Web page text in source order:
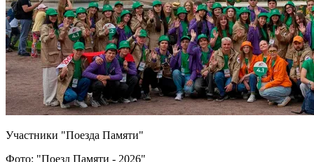
Участники "Поезда Памяти"
Фото: "Поезд Памяти - 2026"